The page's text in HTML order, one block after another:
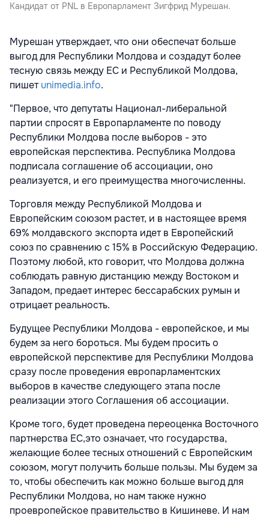
Кандидат от PNL в Европарламент Зигфрид Мурешан.
Мурешан утверждает, что они обеспечат больше
выгод для Республики Молдова и создадут более
тесную связь между ЕС и Республикой Молдова,
пишетunimedia.info.
"Первое, что депутаты Национал-либеральной
партии спросят в Европарламенте по поводу
Республики Молдова после выборов - это
европейская перспектива. Республика Молдова
подписала соглашение об ассоциации, оно
реализуется, и его преимущества многочисленны.
Торговля между Республикой Молдова и
Европейским союзом растет, и в настоящее время
69% молдавского экспорта идет в Европейский
союз по сравнению с 15% в Российскую Федерацию.
Поэтому любой, кто говорит, что Молдова должна
соблюдать равную дистанцию между Востоком и
Западом, предает интерес бессарабских румын и
отрицает реальность.
Будущее Республики Молдова - европейское, и мы
будем за него бороться. Мы будем просить о
европейской перспективе для Республики Молдова
сразу после проведения европарламентских
выборов в качестве следующего этапа после
реализации этого Соглашения об ассоциации.
Кроме того, будет проведена переоценка Восточного
партнерства ЕС,это означает, что государства,
желающие более тесных отношений с Европейским
союзом, могут получить больше пользы. Мы будем за
то, чтобы обеспечить как можно больше выгод для
Республики Молдова, но нам также нужно
проевропейское правительство в Кишиневе. И нам